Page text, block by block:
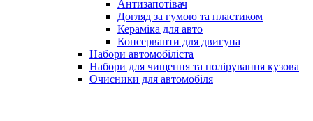
Антизапотівач
Догляд за гумою та пластиком
Кераміка для авто
Консерванти для двигуна
Набори автомобіліста
Набори для чищення та полірування кузова
Очисники для автомобіля